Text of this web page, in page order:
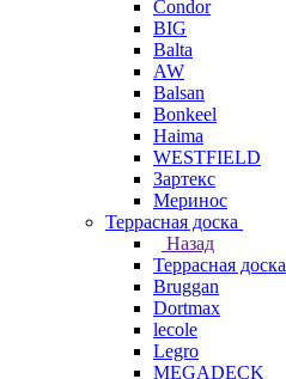
Condor
BIG
Balta
AW
Balsan
Bonkeel
Haima
WESTFIELD
Зартекс
Меринос
Террасная доска
Назад
Террасная доска
Bruggan
Dortmax
lecole
Legro
MEGADECK